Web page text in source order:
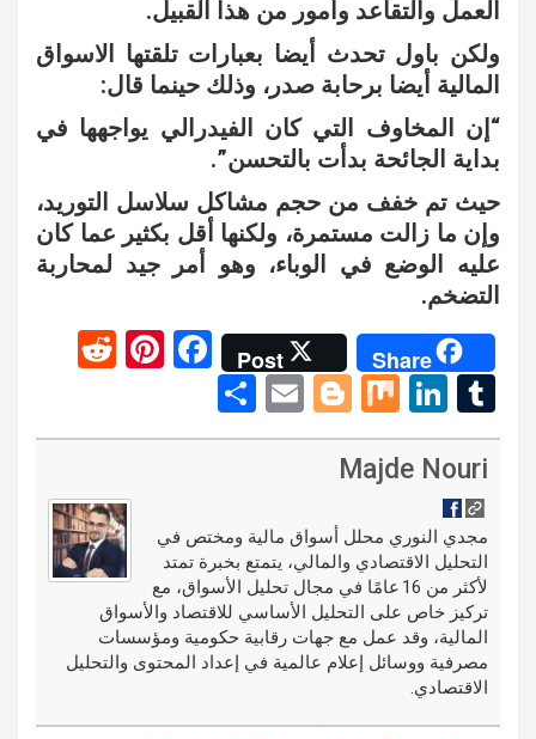
العمل والتقاعد وأمور من هذا القبيل.
ولكن باول تحدث أيضا بعبارات تلقتها الاسواق
المالية أيضا برحابة صدر، وذلك حينما قال:
“إن المخاوف التي كان الفيدرالي يواجهها في
بداية الجائحة بدأت بالتحسن”.
حيث تم خفف من حجم مشاكل سلاسل التوريد،
وإن ما زالت مستمرة، ولكنها أقل بكثير عما كان
عليه الوضع في الوباء، وهو أمر جيد لمحاربة
التضخم.
Share
Post
F
ce
o
k
Pi
er
t
d
t
T
u
m
bl
r
Li
n
ke
n
M
ix
Bl
o
er
E
m
h
Majde Nouri
مجدي النوري محلل أسواق مالية ومختص في
التحليل الاقتصادي والمالي، يتمتع بخبرة تمتد
لأكثر من 16 عامًا في مجال تحليل الأسواق، مع
تركيز خاص على التحليل الأساسي للاقتصاد والأسواق
المالية، وقد عمل مع جهات رقابية حكومية ومؤسسات
مصرفية ووسائل إعلام عالمية في إعداد المحتوى والتحليل
الاقتصادي.